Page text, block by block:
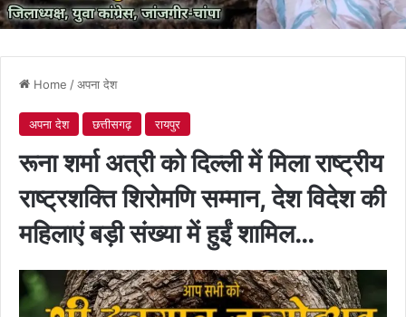
Home /अपना देश
अपना देश छत्तीसगढ़ रायपुर
रूना शर्मा अत्री को दिल्ली में मिला राष्ट्रीय
राष्ट्रशक्ति शिरोमणि सम्मान, देश विदेश की
महिलाएं बड़ी संख्या में हुईं शामिल…